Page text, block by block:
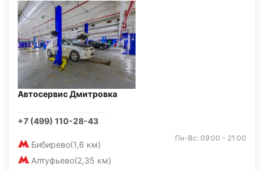
Автосервис Дмитровка
+7 (499) 110-28-43
Бибирево(1,6 км)
Алтуфьево(2,35 км)
Пн-Вс: 09:00 - 21:00